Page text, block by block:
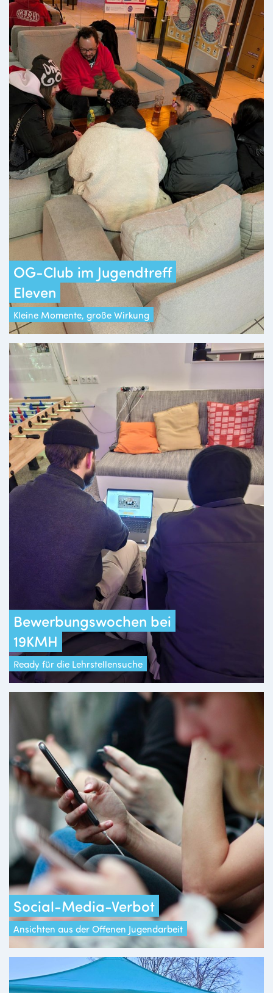
OG-Club im Jugendtreff
Eleven
Kleine Momente, große Wirkung
Bewerbungswochen bei
19KMH
Ready für die Lehrstellensuche
Social-Media-Verbot
Ansichten aus der Offenen Jugendarbeit